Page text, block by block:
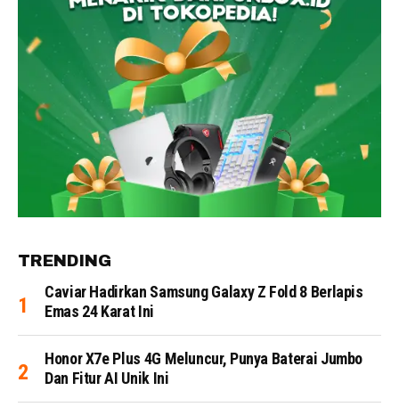
TRENDING
Caviar Hadirkan Samsung Galaxy Z Fold 8 Berlapis
Emas 24 Karat Ini
Honor X7e Plus 4G Meluncur, Punya Baterai Jumbo
Dan Fitur AI Unik Ini